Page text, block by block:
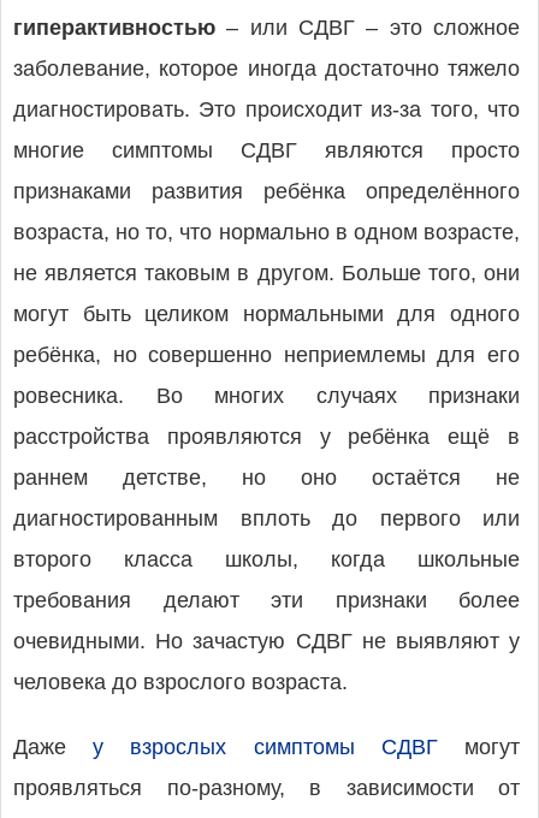
гиперактивностью – или СДВГ – это сложное
заболевание, которое иногда достаточно тяжело
диагностировать. Это происходит из-за того, что
многие симптомы СДВГ являются просто
признаками развития ребёнка определённого
возраста, но то, что нормально в одном возрасте,
не является таковым в другом. Больше того, они
могут быть целиком нормальными для одного
ребёнка, но совершенно неприемлемы для его
ровесника. Во многих случаях признаки
расстройства проявляются у ребёнка ещё в
раннем детстве, но оно остаётся не
диагностированным вплоть до первого или
второго класса школы, когда школьные
требования делают эти признаки более
очевидными. Но зачастую СДВГ не выявляют у
человека до взрослого возраста.
Дажеу взрослых симптомы СДВГмогут
проявляться по-разному, в зависимости от